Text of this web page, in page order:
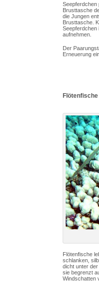
Seepferdchen
Brusttasche
die Jungen
Brusttasche.
Seepferdchen
aufnehmen.
Der
Erneuerung
Flötenfische
Flötenfische
schlanken,
dicht unter
sie begrenzt
Windschatten